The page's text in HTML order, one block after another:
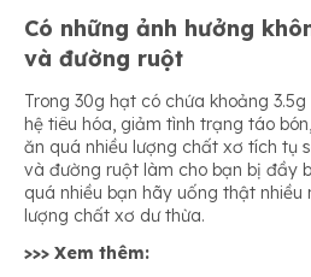
Có những ảnh hưởng
và đường ruột
Trong 30g hạt có chứa khoảng
hệ tiêu hóa, giảm tình trạng táo bón,
ăn quá nhiều lượng chất xơ tích tụ
và đường ruột làm cho bạn bị đầy
quá nhiều bạn hãy uống thật
lượng chất xơ dư thừa.
>>> Xem thêm: